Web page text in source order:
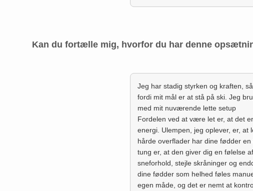
Kan du fortælle mig, hvorfor du har denne
Jeg har stadig styrken og kraften,
fordi mit mål er at stå på ski. Jeg
med mit nuværende lette setup
Fordelen ved at være let er, at det
energi. Ulempen, jeg oplever, er, at
hårde overflader har dine fødder
tung er, at den giver dig en følelse
sneforhold, stejle skråninger og
dine fødder som helhed føles
egen måde, og det er nemt at